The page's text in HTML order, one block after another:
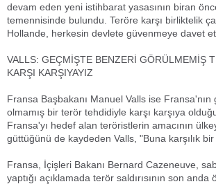
devam eden yeni istihbarat yasasının biran
temennisinde bulundu. Teröre karşı birliktelik
Hollande, herkesin devlete güvenmeye davet
VALLS: GEÇMİŞTE BENZERİ GÖRÜLMEMİŞ
KARŞI KARŞIYAYIZ
Fransa Başbakanı Manuel Valls ise
olmamış bir terör tehdidiyle karşı karşıya
Fransa'yı hedef alan teröristlerin amacının
güttüğünü de kaydeden Valls, "Buna karşılık bir
Fransa, İçişleri Bakanı Bernard Cazeneuve,
yaptığı açıklamada terör saldırısının son anda